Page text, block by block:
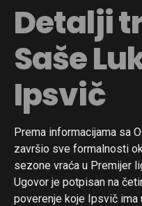
Detalji
Saše
Ipsvič
Prema informacijama sa
završio sve formalnosti
sezone vraća u Premijer
Ugovor je potpisan na
poverenje koje Ipsvič